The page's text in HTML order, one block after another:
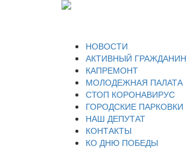
НОВОСТИ
АКТИВНЫЙ ГРАЖДАНИН
КАПРЕМОНТ
МОЛОДЕЖНАЯ ПАЛАТА
СТОП КОРОНАВИРУС
ГОРОДСКИЕ ПАРКОВКИ
НАШ ДЕПУТАТ
КОНТАКТЫ
КО ДНЮ ПОБЕДЫ